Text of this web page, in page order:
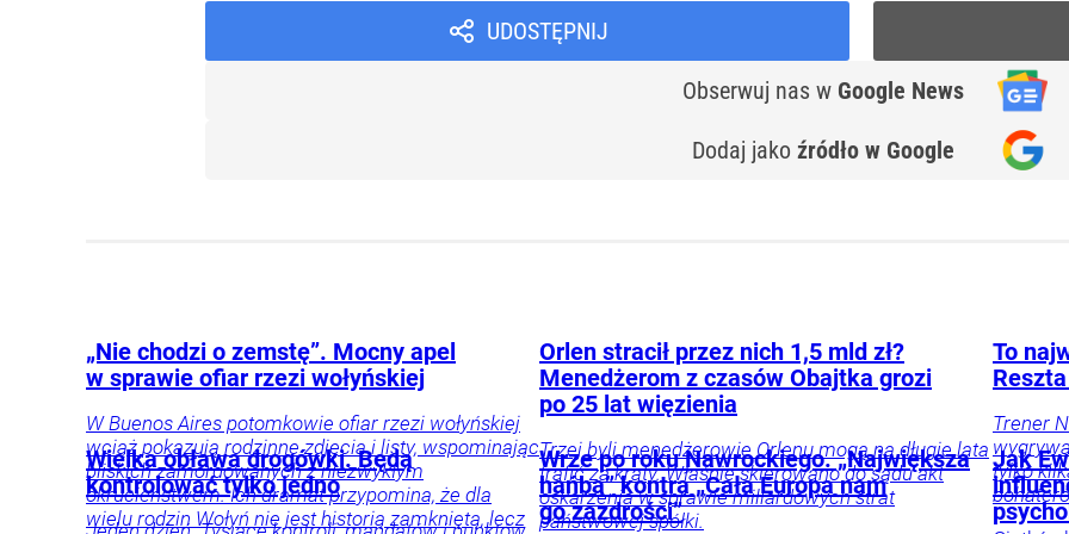
UDOSTĘPNIJ
Obserwuj nas w Google News
Dodaj jako źródło w Google
„Nie chodzi o zemstę”. Mocny apel
w sprawie ofiar rzezi wołyńskiej
W Buenos Aires potomkowie ofiar rzezi wołyńskiej
wciąż pokazują rodzinne zdjęcia i listy, wspominając
bliskich zamordowanych z niezwykłym
okrucieństwem. Ich dramat przypomina, że dla
wielu rodzin Wołyń nie jest historią zamkniętą, lecz
Orlen stracił przez nich 1,5 mld zł?
Menedżerom z czasów Obajtka grozi
po 25 lat więzienia
Trzej byli menedżerowie Orlenu mogą na długie lata
trafić za kraty. Właśnie skierowano do sądu akt
oskarżenia w sprawie miliardowych strat
państwowej spółki.
To
Trener
tylko
Wielka obława drogówki. Będą
kontrolować tylko jedno
Wrze po roku Nawrockiego. „Największa
hańba” kontra „Cała Europa nam
go zazdrości”
Jak